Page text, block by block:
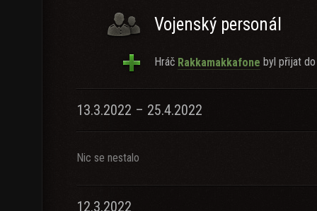
Vojenský personál
Hráč Rakkamakkafone byl přijat do
13.3.2022 – 25.4.2022
Nic se nestalo
12.3.2022